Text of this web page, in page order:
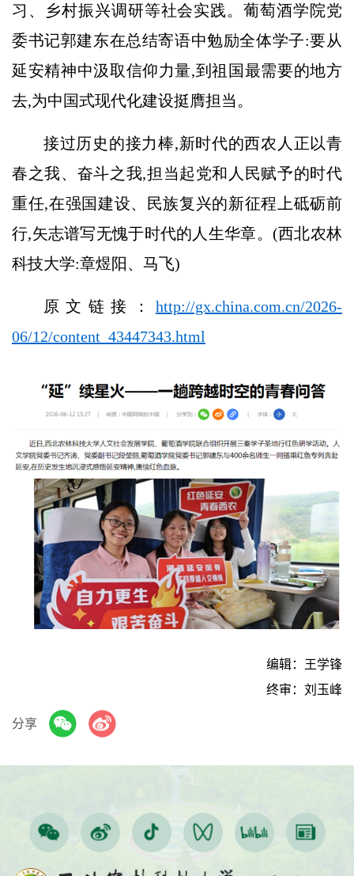
习、乡村振兴调研等社会实践。葡萄酒学院党
委书记郭建东在总结寄语中勉励全体学子:要从
延安精神中汲取信仰力量,到祖国最需要的地方
去,为中国式现代化建设挺膺担当。
接过历史的接力棒,新时代的西农人正以青
春之我、奋斗之我,担当起党和人民赋予的时代
重任,在强国建设、民族复兴的新征程上砥砺前
行,矢志谱写无愧于时代的人生华章。(西北农林
科技大学:章煜阳、马飞)
原文链接： http://gx.china.com.cn/2026-
06/12/content_43447343.html
编辑：王学锋
终审：刘玉峰
分享